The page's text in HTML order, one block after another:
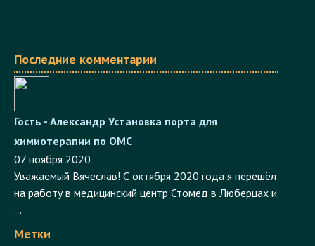
Последние комментарии
Гость - Александр Установка порта для
химиотерапии по ОМС
07 ноября 2020
Уважаемый Вячеслав! С октября 2020 года я перешёл
на работу в медицинский центр Стомед в Люберцах и
...
Метки